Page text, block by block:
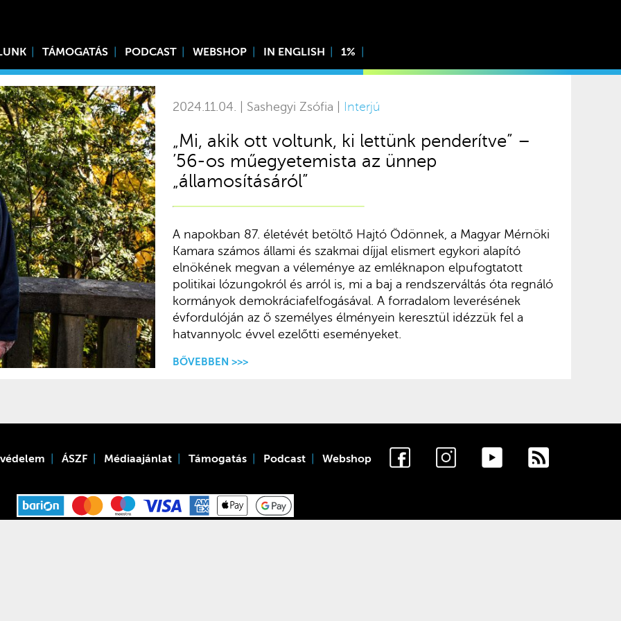
TÁMOGATÁS PODCAST WEBSHOP IN ENGLISH 1%
2024.11.04. | Sashegyi Zsófia | Interjú
„Mi, akik ott voltunk, ki lettünk penderítve” –
’56-os műegyetemista az ünnep
„államosításáról”
A napokban 87. életévét betöltő Hajtó Ödönnek, a Magyar Mérnöki
Kamara számos állami és szakmai díjjal elismert egykori alapító
elnökének megvan a véleménye az emléknapon elpufogtatott
politikai lózungokról és arról is, mi a baj a rendszerváltás óta regnáló
kormányok demokráciafelfogásával. A forradalom leverésének
évfordulóján az ő személyes élményein keresztül idézzük fel a
hatvannyolc évvel ezelőtti eseményeket.
BŐVEBBEN >>>
ÁSZF Médiaajánlat Támogatás Podcast Webshop